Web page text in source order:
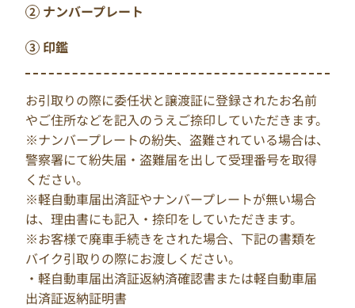
ナンバープレート
印鑑
お引取りの際に委任状と譲渡証に登録されたお名前
やご住所などを記入のうえご捺印していただきます。
※ナンバープレートの紛失、盗難されている場合は、
警察署にて紛失届・盗難届を出して受理番号を取得
ください。
※軽自動車届出済証やナンバープレートが無い場合
は、理由書にも記入・捺印をしていただきます。
※お客様で廃車手続きをされた場合、下記の書類を
バイク引取りの際にお渡しください。
・軽自動車届出済証返納済確認書または軽自動車届
出済証返納証明書